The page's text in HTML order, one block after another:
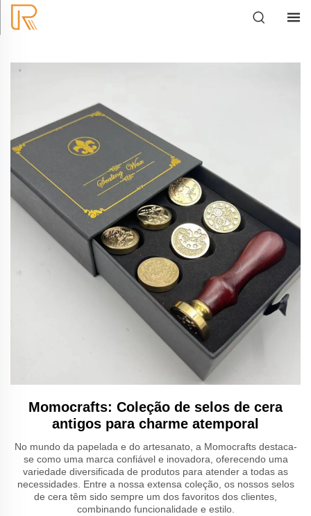
Momocrafts: Coleção de selos de cera
antigos para charme atemporal
No mundo da papelada e do artesanato, a Momocrafts destaca-
se como uma marca confiável e inovadora, oferecendo uma
variedade diversificada de produtos para atender a todas as
necessidades. Entre a nossa extensa coleção, os nossos selos
de cera têm sido sempre um dos favoritos dos clientes,
combinando funcionalidade e estilo.